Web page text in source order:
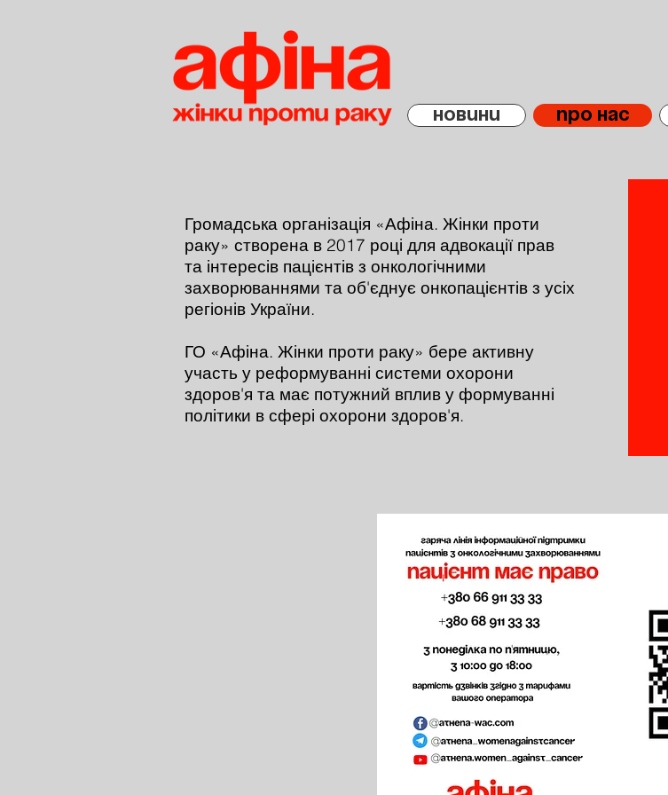
НОВИНИ ПРО НАС
Громадська організація «Афіна. Жінки проти
раку» створена в 2017 році для адвокації прав
та інтересів пацієнтів з онкологічними
захворюваннями та об'єднує онкопацієнтів з усіх
регіонів України.
​ГО «Афіна. Жінки проти раку» бере активну
участь у реформуванні системи охорони
здоров'я та має потужний вплив у формуванні
політики в сфері охорони здоров'я.